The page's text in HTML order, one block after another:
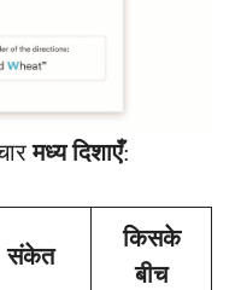
मध्य दिशाएँ:
संकेत
किसके
बीच